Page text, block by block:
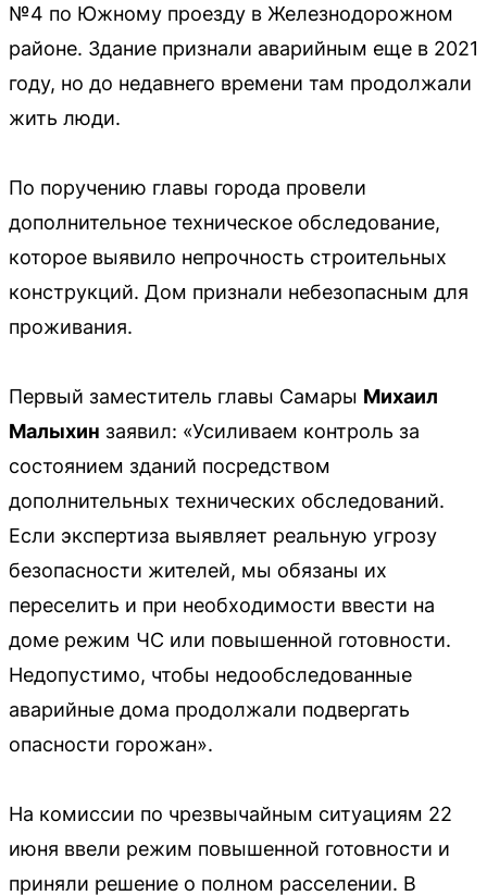
№4 по Южному проезду в Железнодорожном
районе. Здание признали аварийным еще в 2021
году, но до недавнего времени там продолжали
жить люди.
По поручению главы города провели
дополнительное техническое обследование,
которое выявило непрочность строительных
конструкций. Дом признали небезопасным для
проживания.
Первый заместитель главы Самары Михаил
Малыхин заявил: «Усиливаем контроль за
состоянием зданий посредством
дополнительных технических обследований.
Если экспертиза выявляет реальную угрозу
безопасности жителей, мы обязаны их
переселить и при необходимости ввести на
доме режим ЧС или повышенной готовности.
Недопустимо, чтобы недообследованные
аварийные дома продолжали подвергать
опасности горожан».
На комиссии по чрезвычайным ситуациям 22
июня ввели режим повышенной готовности и
приняли решение о полном расселении. В